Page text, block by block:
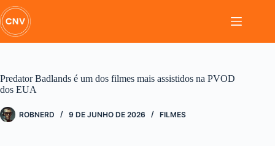
Pular
para
o
conteúdo
Predator Badlands é um dos filmes mais assistidos na PVOD
dos EUA
ROBNERD 9 DE JUNHO DE 2026 FILMES